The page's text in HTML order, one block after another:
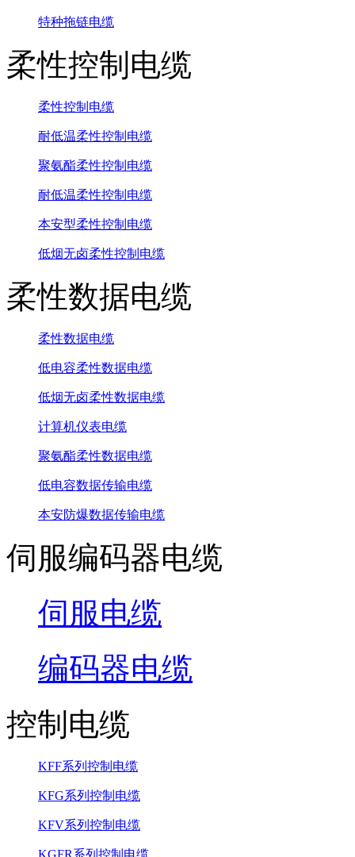
特种拖链电缆
柔性控制电缆
柔性控制电缆
耐低温柔性控制电缆
聚氨酯柔性控制电缆
耐低温柔性控制电缆
本安型柔性控制电缆
低烟无卤柔性控制电缆
柔性数据电缆
柔性数据电缆
低电容柔性数据电缆
低烟无卤柔性数据电缆
计算机仪表电缆
聚氨酯柔性数据电缆
低电容数据传输电缆
本安防爆数据传输电缆
伺服编码器电缆
伺服电缆
编码器电缆
控制电缆
KFF系列控制电缆
KFG系列控制电缆
KFV系列控制电缆
KGFR系列控制电缆